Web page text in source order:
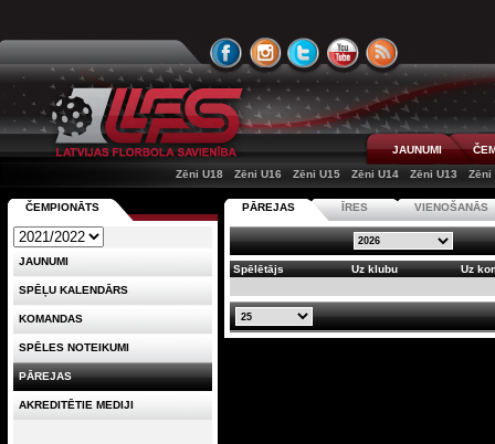
JAUNUMI
Zēni U18
Zēni U16 Zēni U15 Zēni U14 Zēni U13 Zēni
PĀREJAS ĪRES VIENOŠANĀS
Spēlētājs Uz klubu Uz
ČEMPIONĀTS
JAUNUMI
SPĒĻU KALENDĀRS
KOMANDAS
SPĒLES NOTEIKUMI
PĀREJAS
AKREDITĒTIE MEDIJI